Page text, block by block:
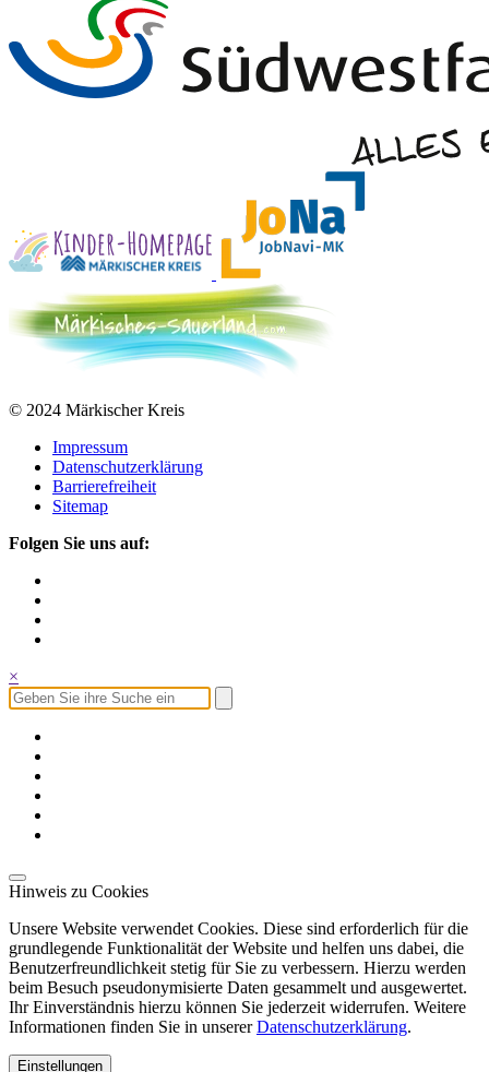
© 2024 Märkischer Kreis
Impressum
Datenschutzerklärung
Barrierefreiheit
Sitemap
Folgen Sie uns auf:
×
Hinweis zu Cookies
Unsere Website verwendet Cookies. Diese sind erforderlich für die
grundlegende Funktionalität der Website und helfen uns dabei, die
Benutzerfreundlichkeit stetig für Sie zu verbessern. Hierzu werden
beim Besuch pseudonymisierte Daten gesammelt und ausgewertet.
Ihr Einverständnis hierzu können Sie jederzeit widerrufen. Weitere
Informationen finden Sie in unsererDatenschutzerklärung.
Einstellungen